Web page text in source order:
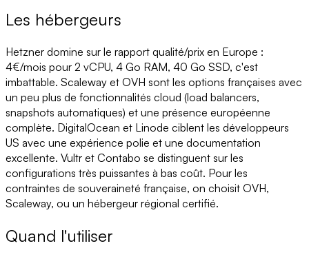
Les hébergeurs
Hetzner domine sur le rapport qualité/prix en Europe :
4€/mois pour 2 vCPU, 4 Go RAM, 40 Go SSD, c'est
imbattable. Scaleway et OVH sont les options françaises avec
un peu plus de fonctionnalités cloud (load balancers,
snapshots automatiques) et une présence européenne
complète. DigitalOcean et Linode ciblent les développeurs
US avec une expérience polie et une documentation
excellente. Vultr et Contabo se distinguent sur les
configurations très puissantes à bas coût. Pour les
contraintes de souveraineté française, on choisit OVH,
Scaleway, ou un hébergeur régional certifié.
Quand l'utiliser